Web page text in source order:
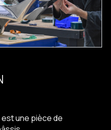
est une pièce de